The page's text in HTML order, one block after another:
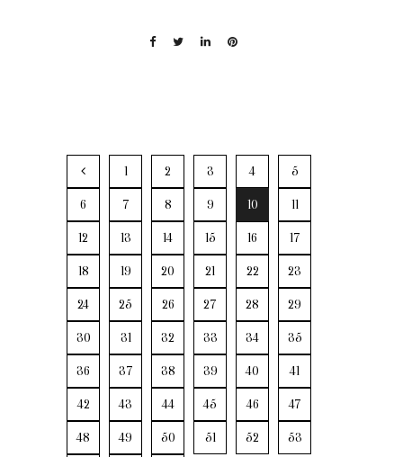
1 2 3 4 5
6 7 8 9 10 11
12 13 14 15 16 17
18 19 20 21 22 23
24 25 26 27 28 29
30 31 32 33 34 35
36 37 38 39 40 41
42 43 44 45 46 47
48 49 50 51 52 53